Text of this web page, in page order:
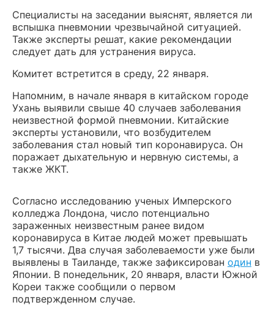
Специалисты на заседании выяснят, является ли
вспышка пневмонии чрезвычайной ситуацией.
Также эксперты решат, какие рекомендации
следует дать для устранения вируса.
Комитет встретится в среду, 22 января.
Напомним, в начале января в китайском городе
Ухань выявили свыше 40 случаев заболевания
неизвестной формой пневмонии. Китайские
эксперты установили, что возбудителем
заболевания стал новый тип коронавируса. Он
поражает дыхательную и нервную системы, а
также ЖКТ.
Согласно исследованию ученых Имперского
колледжа Лондона, число потенциально
зараженных неизвестным ранее видом
коронавируса в Китае людей может превышать
1,7 тысячи. Два случая заболеваемости уже были
выявлены в Таиланде, также зафиксирован один в
Японии. В понедельник, 20 января, власти Южной
Кореи также сообщили о первом
подтвержденном случае.